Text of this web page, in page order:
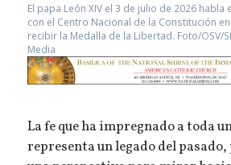
El papa León XIV el 3 de julio de 2026 habla
con el Centro Nacional de la Constitución
recibir la Medalla de la Libertad. Foto/OSV/
Media
La fe que ha impregnado a toda
representa un legado del